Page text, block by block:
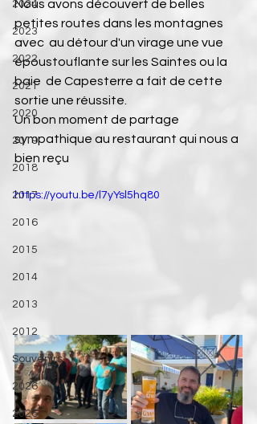
2024
2023
2022
2021
2020
2019
2018
2017
2016
2015
2014
2013
2012
Souvenirs
2026
2026
Nous avons découvert de belles
petites routes dans les montagnes
avec  au détour d'un virage une vue
époustouflante sur les Saintes ou la
baie  de Capesterre a fait de cette
sortie une réussite.
Un bon moment de partage
sympathique au restaurant qui nous a
bien reçu
https://youtu.be/l7yYsl5hq80